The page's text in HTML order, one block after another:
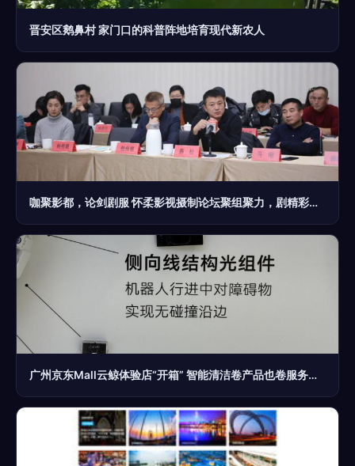
晋安区鹅鼻村 家门口的科普阵地培育现代新农人
咖聚影都，论剑剧服 怀柔影视摄制论坛聚组聚力，剧精彩摄制服务
广州京东Mall云鲸体验店“开箱” 智能清洁卷产品也卷服务？摄制服务引关注